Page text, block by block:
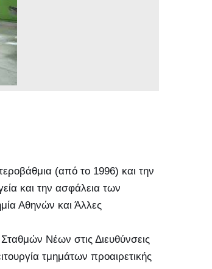
(από το 1996) και την
και την ασφάλεια των
Αθηνών και Άλλες
Νέων στις Διευθύνσεις
τμημάτων προαιρετικής